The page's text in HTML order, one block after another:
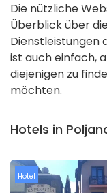
Die nützliche
Überblick über
Dienstleistungen
ist auch einfach,
diejenigen zu
möchten.
Hotels in
Hotel